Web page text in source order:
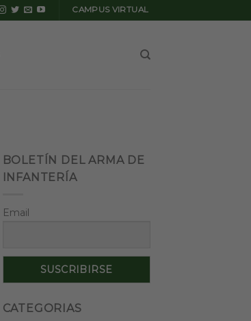
CAMPUS VIRTUAL
BOLETÍN DEL ARMA DE
INFANTERÍA
Email
CATEGORIAS